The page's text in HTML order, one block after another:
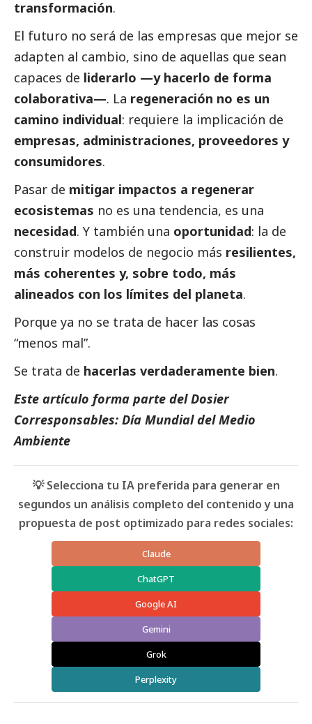
transformación.
El futuro no será de las empresas que mejor se
adapten al cambio, sino de aquellas que sean
capaces de liderarlo —y hacerlo de forma
colaborativa—. La regeneración no es un
camino individual: requiere la implicación de
empresas, administraciones, proveedores y
consumidores.
Pasar de mitigar impactos a regenerar
ecosistemas no es una tendencia, es una
necesidad. Y también una oportunidad: la de
construir modelos de negocio más resilientes,
más coherentes y, sobre todo, más
alineados con los límites del planeta.
Porque ya no se trata de hacer las cosas
“menos mal”.
Se trata de hacerlas verdaderamente bien.
Este artículo forma parte del Dosier
Corresponsables: Día Mundial del Medio
Ambiente
💡 Selecciona tu IA preferida para generar en
segundos un análisis completo del contenido y una
propuesta de post optimizado para redes sociales:
Claude
ChatGPT
Google AI
Gemini
Grok
Perplexity